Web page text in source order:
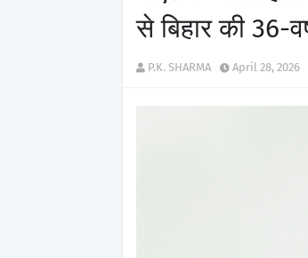
से बिहार की 36-
P.K. SHARMA April 28, 2026